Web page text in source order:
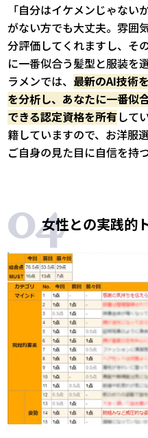
「自分はイケメンじゃな
がない方でも大丈夫。雰囲
分評価してくれますし、そ
に一番似合う髪型と服装を
ラメンでは、 最新のAI技術
を分析し、あなたに一番似
できる認定資格を所有して
籍していますので、お洋服
ご自身の見た目に自信を持
女性との実践的